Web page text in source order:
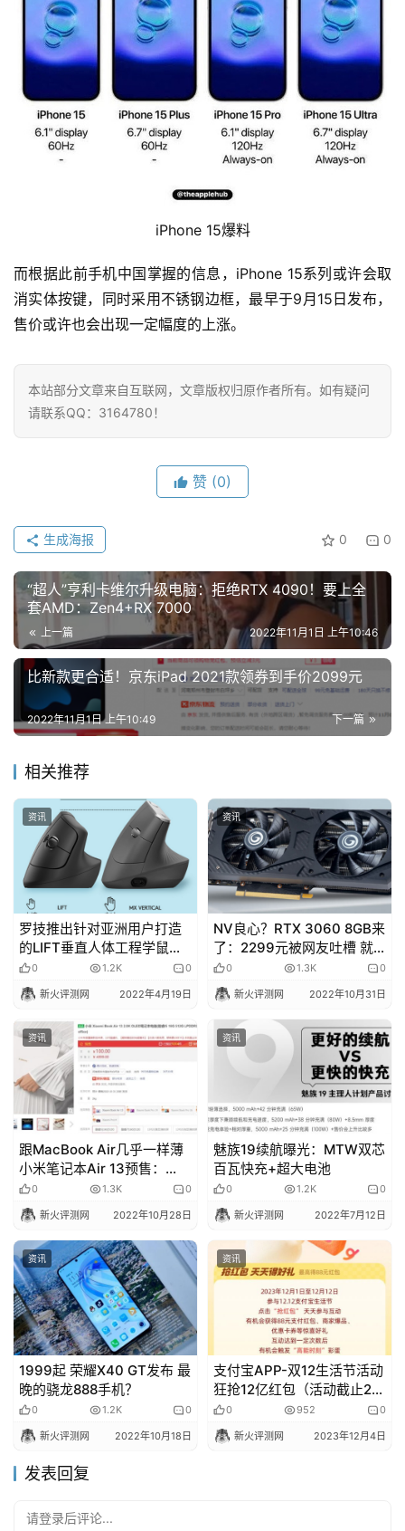
讯
玩
机
技
巧
好
物
iPhone 15爆料
而根据此前手机中国掌握的信息，iPhone 15系列或许会取
消实体按键，同时采用不锈钢边框，最早于9月15日发布，
售价或许也会出现一定幅度的上涨。
本站部分文章来自互联网，文章版权归原作者所有。如有疑问
请联系QQ：3164780！
赞 (0)
0 0
生成海报
“超人”亨利卡维尔升级电脑：拒绝RTX 4090！要上全
套AMD：Zen4+RX 7000
上一篇 2022年11月1日 上午10:46
比新款更合适！京东iPad 2021款领券到手价2099元
下一篇
2022年11月1日 上午10:49
相关推荐
资讯
罗技推出针对亚洲用户打造
的LIFT垂直人体工程学鼠
标！
0 1.2K 0
新火评测网 2022年4月19日
资讯
NV良心？RTX 3060 8GB来
了：2299元被网友吐槽 就
这清货…
0 1.3K 0
新火评测网 2022年10月31日
资讯
跟MacBook Air几乎一样薄
小米笔记本Air 13预售：
4999元起
0 1.3K 0
新火评测网 2022年10月28日
资讯
魅族19续航曝光：MTW双芯
百瓦快充+超大电池
0 1.2K 0
新火评测网 2022年7月12日
资讯
1999起 荣耀X40 GT发布 最
晚的骁龙888手机？
0 1.2K 0
新火评测网 2022年10月18日
资讯
支付宝APP-双12生活节活动
狂抢12亿红包（活动截止23
年12月12日）
0 952 0
新火评测网 2023年12月4日
发表回复
请登录后评论...